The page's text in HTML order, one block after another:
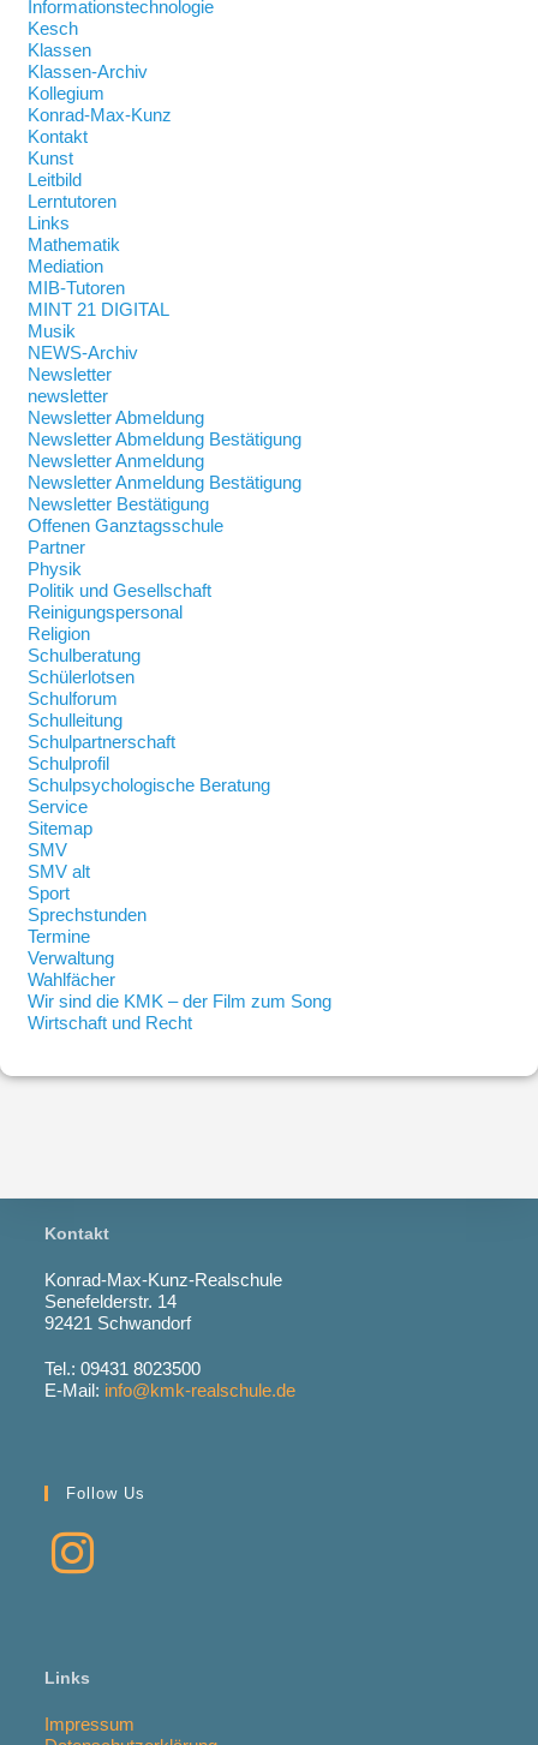
Informationstechnologie
Kesch
Klassen
Klassen-Archiv
Kollegium
Konrad-Max-Kunz
Kontakt
Kunst
Leitbild
Lerntutoren
Links
Mathematik
Mediation
MIB-Tutoren
MINT 21 DIGITAL
Musik
NEWS-Archiv
Newsletter
newsletter
Newsletter Abmeldung
Newsletter Abmeldung Bestätigung
Newsletter Anmeldung
Newsletter Anmeldung Bestätigung
Newsletter Bestätigung
Offenen Ganztagsschule
Partner
Physik
Politik und Gesellschaft
Reinigungspersonal
Religion
Schulberatung
Schülerlotsen
Schulforum
Schulleitung
Schulpartnerschaft
Schulprofil
Schulpsychologische Beratung
Service
Sitemap
SMV
SMV alt
Sport
Sprechstunden
Termine
Verwaltung
Wahlfächer
Wir sind die KMK – der Film zum Song
Wirtschaft und Recht
Kontakt
Konrad-Max-Kunz-Realschule
Senefelderstr. 14
92421 Schwandorf
Tel.: 09431 8023500
E-Mail: info@kmk-realschule.de
Follow Us
Links
Impressum